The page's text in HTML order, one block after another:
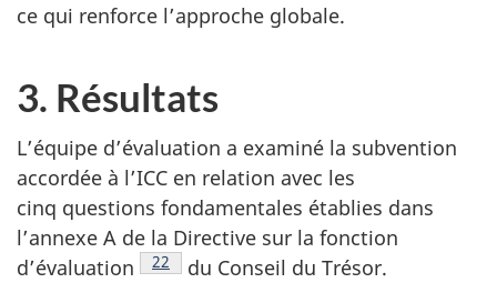
ce qui renforce l’approche globale.
3. Résultats
L’équipe d’évaluation a examiné la subvention
accordée à l’ICC en relation avec les
cinq questions fondamentales établies dans
l’annexe A de la Directive sur la fonction
d’évaluation
Note de bas de page
22 du Conseil du Trésor.